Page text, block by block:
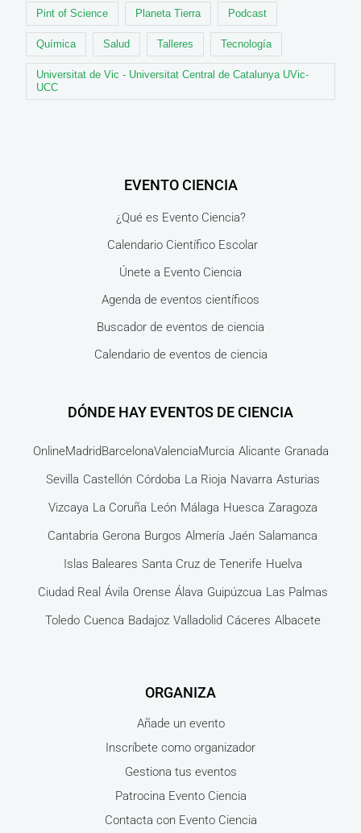
Pint of Science Planeta Tierra Podcast
Química Salud Talleres Tecnología
Universitat de Vic - Universitat Central de Catalunya UVic-
UCC
EVENTO CIENCIA
¿Qué es Evento Ciencia?
Calendario Científico Escolar
Únete a Evento Ciencia
Agenda de eventos científicos
Buscador de eventos de ciencia
Calendario de eventos de ciencia
DÓNDE HAY EVENTOS DE CIENCIA
OnlineMadridBarcelonaValenciaMurcia Alicante Granada
Sevilla Castellón Córdoba La Rioja Navarra Asturias
Vizcaya La Coruña León Málaga Huesca Zaragoza
Cantabria Gerona Burgos Almería Jaén Salamanca
Islas Baleares Santa Cruz de Tenerife Huelva
Ciudad Real Ávila Orense Álava Guipúzcua Las Palmas
Toledo Cuenca Badajoz Valladolid Cáceres Albacete
ORGANIZA
Añade un evento
Inscríbete como organizador
Gestiona tus eventos
Patrocina Evento Ciencia
Contacta con Evento Ciencia